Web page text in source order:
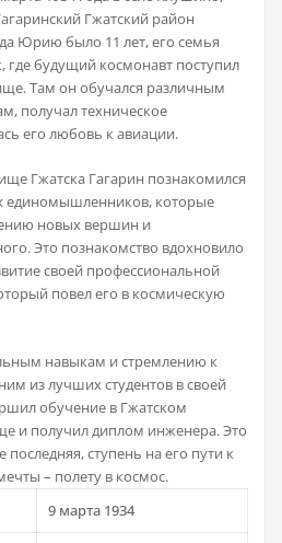
Гжатский район
Юрию было 11 лет, его семья
где будущий космонавт поступил
Там он обучался различным
получал техническое
его любовь к авиации.
Гжатска Гагарин познакомился
единомышленников, которые
новых вершин и
Это познакомство вдохновило
своей профессиональной
повел его в космическую
навыкам и стремлению к
из лучших студентов в своей
обучение в Гжатском
и получил диплом инженера. Это
ступень на его пути к
– полету в космос.
9 марта 1934